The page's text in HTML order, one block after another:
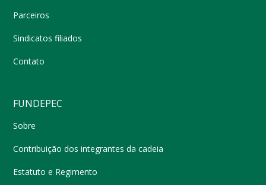
Parceiros
Sindicatos filiados
Contato
FUNDEPEC
Sobre
Contribuição dos integrantes da cadeia
Estatuto e Regimento